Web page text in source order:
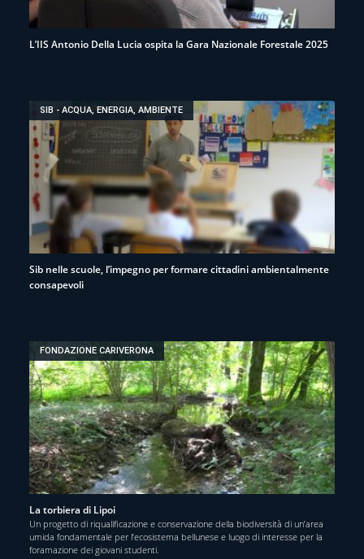
L’IIS Antonio Della Lucia ospita la Gara Nazionale Forestale 2025
SIB - ACQUA, ENERGIA, AMBIENTE
Sib nelle scuole, l’impegno per formare cittadini ambientalmente
consapevoli
FONDAZIONE CARIVERONA
La torbiera di Lipoi
Un progetto di riqualificazione e conservazione della biodiversità di un’area
umida fondamentale per l’ecosistema bellunese e luogo di interesse per la
foramazione dei giovani studenti.